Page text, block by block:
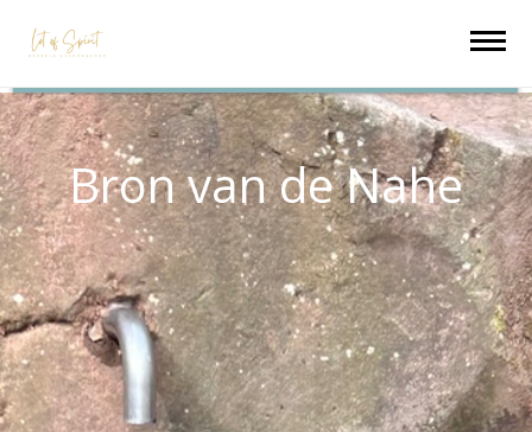
Bron van de Nahe